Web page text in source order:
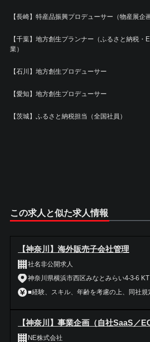
【長崎】特産品振興プロデューサー（物産展企
【千葉】地方創生プランナー（ふるさと納税・
業）
【石川】地方創生プロデューサー
【愛知】地方創生プロデューサー
【茨城】ふるさと納税担当（全国社員）
この求人と似た求人情報
【神奈川】海外販売子会社管理
社名非公開求人
神奈川県横浜市西区みなとみらい4-3-6
■経験、スキル、年齢を考慮の上、同社規
【神奈川】事業企画（自社SaaS／
NE株式会社